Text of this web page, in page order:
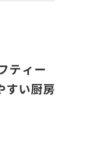
ティー
すい厨房